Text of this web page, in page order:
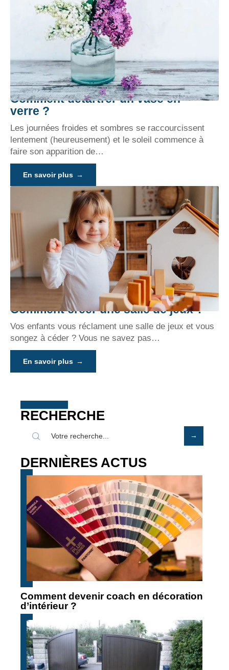
Comment détartrer un vase en
verre ?
Les journées froides et sombres se raccourcissent
lentement (heureusement) et le soleil commence à
faire son apparition de…
En savoir plus
Comment créer une salle de jeux ?
Vos enfants vous réclament une salle de jeux et vous
songez à céder ? Vous ne savez pas…
En savoir plus
RECHERCHE
DERNIÈRES ACTUS
Comment devenir coach en décoration
d’intérieur ?